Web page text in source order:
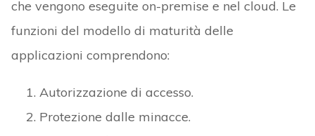
Le organizzazioni sanitarie devono integrare
rigorosamente le protezioni con i flussi di lavoro
abbiano la massima visibilità e la comprensione
necessarie per fornire una sicurezza adeguata,